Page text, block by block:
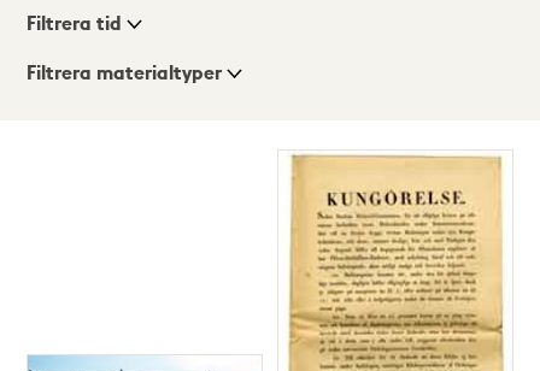
Visningsläge
Filtrera tid
Filtrera materialtyper